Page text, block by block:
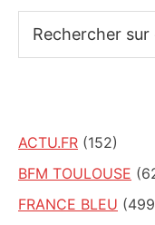
sur
ACTU.FR (152)
BFM TOULOUSE
FRANCE BLEU